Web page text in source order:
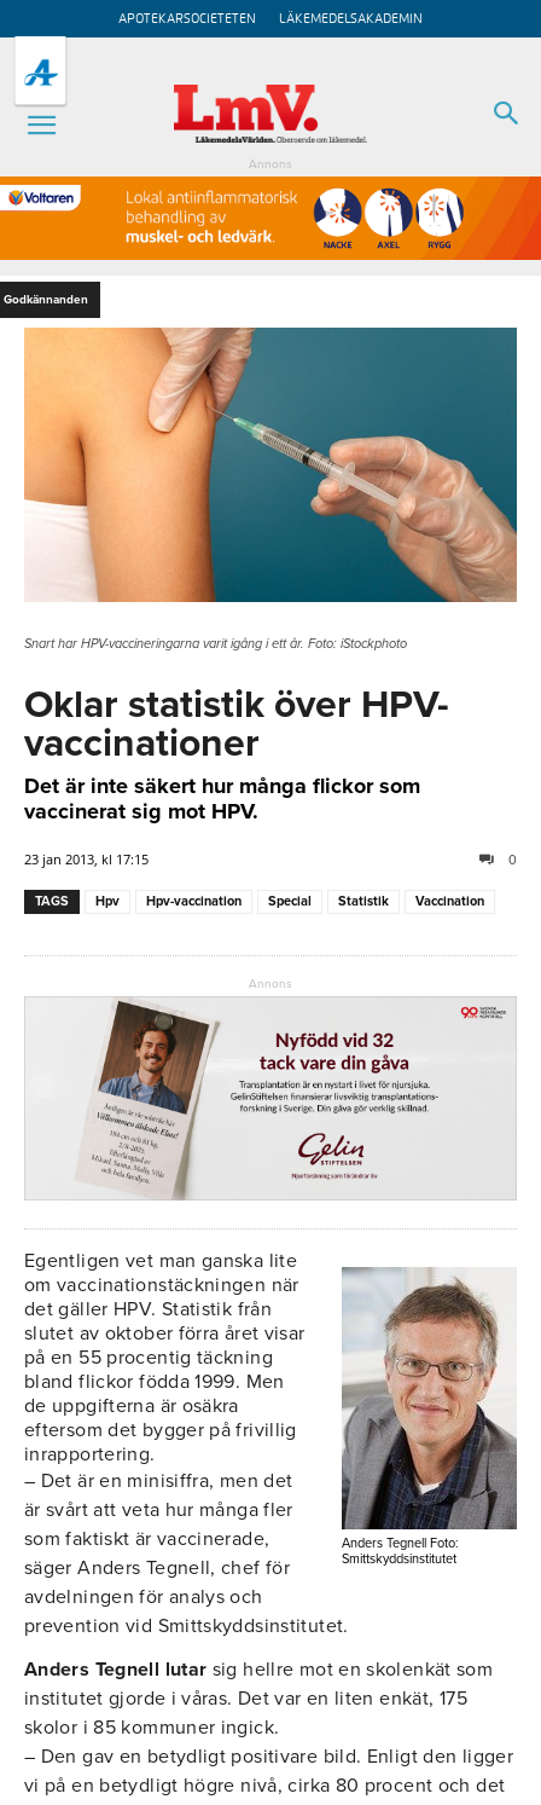
APOTEKARSOCIETETEN LÄKEMEDELSAKADEMIN
Annons
Godkännanden
Snart har HPV-vaccineringarna varit igång i ett år. Foto: iStockphoto
Oklar statistik över HPV-
vaccinationer
Det är inte säkert hur många flickor som
vaccinerat sig mot HPV.
23 jan 2013, kl 17:15 0
TAGS Hpv Hpv-vaccination Special Statistik Vaccination
Annons
Anders Tegnell Foto:
Smittskyddsinstitutet
Egentligen vet man ganska lite
om vaccinationstäckningen när
det gäller HPV. Statistik från
slutet av oktober förra året visar
på en 55 procentig täckning
bland flickor födda 1999. Men
de uppgifterna är osäkra
eftersom det bygger på frivillig
inrapportering.
– Det är en minisiffra, men det
är svårt att veta hur många fler
som faktiskt är vaccinerade,
säger Anders Tegnell, chef för
avdelningen för analys och
prevention vid Smittskyddsinstitutet.
Anders Tegnell lutar sig hellre mot en skolenkät som
institutet gjorde i våras. Det var en liten enkät, 175
skolor i 85 kommuner ingick.
– Den gav en betydligt positivare bild. Enligt den ligger
vi på en betydligt högre nivå, cirka 80 procent och det